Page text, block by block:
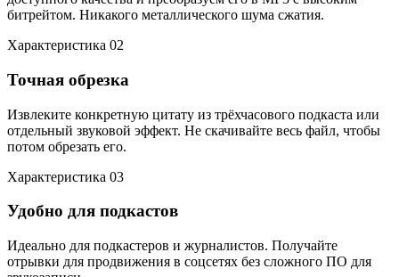
битрейтом. Никакого металлического шума сжатия.
Характеристика 02
Точная обрезка
Извлеките конкретную цитату из трёхчасового подкаста или
отдельный звуковой эффект. Не скачивайте весь файл, чтобы
потом обрезать его.
Характеристика 03
Удобно для подкастов
Идеально для подкастеров и журналистов. Получайте
отрывки для продвижения в соцсетях без сложного ПО для